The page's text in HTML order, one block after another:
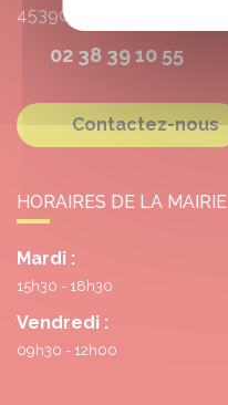
45390
02 38 39 10 55
Contactez-nous
HORAIRES DE LA MAIRIE
Mardi :
15h30 - 18h30
Vendredi :
09h30 - 12h00